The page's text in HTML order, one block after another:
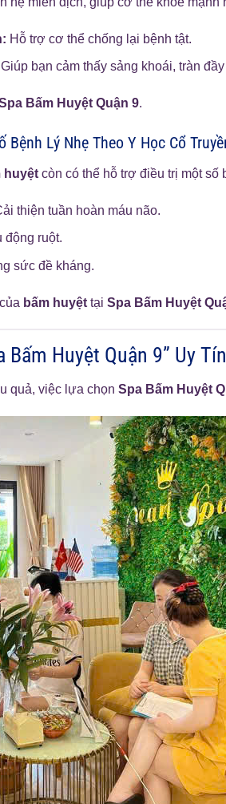
Hỗ trợ cơ thể chống lại bệnh tật.
Giúp bạn cảm thấy sảng khoái, tràn
Bấm Huyệt Quận 9.
Lý Nhẹ Theo Y Học Cổ
huyệt còn có thể hỗ trợ điều trị một số
thiện tuần hoàn máu não.
động ruột.
sức đề kháng.
bấm huyệt tại Spa Bấm Huyệt
Bấm Huyệt Quận 9” Uy
quả, việc lựa chọn Spa Bấm Huyệt